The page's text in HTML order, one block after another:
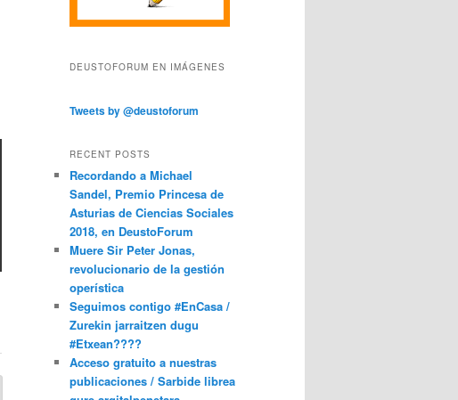
DEUSTOFORUM EN IMÁGENES
Tweets by @deustoforum
RECENT POSTS
Recordando a Michael
Sandel, Premio Princesa de
Asturias de Ciencias Sociales
2018, en DeustoForum
Muere Sir Peter Jonas,
revolucionario de la gestión
operística
Seguimos contigo #EnCasa /
Zurekin jarraitzen dugu
#Etxean????
Acceso gratuito a nuestras
publicaciones / Sarbide librea